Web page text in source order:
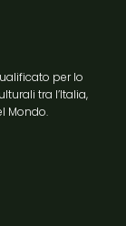
per lo
tra l’Italia,
Mondo.